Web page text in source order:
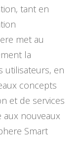
tant en
met au
la
utilisateurs, en
concepts
et de services
nouveaux
Smart